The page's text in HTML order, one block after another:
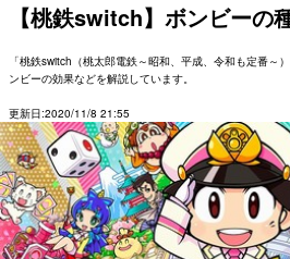
【桃鉄switch】ボンビーの
「桃鉄switch（桃太郎電鉄～昭和、平成、令和も定番～
ンビーの効果などを解説しています。
更新日:2020/11/8 21:55